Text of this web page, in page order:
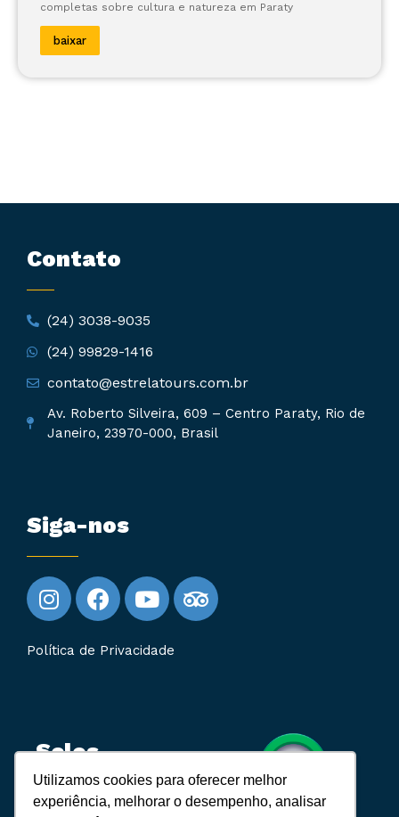
Utilizamos cookies para oferecer melhor
experiência, melhorar o desempenho, analisar
completas sobre cultura e natureza em Paraty
baixar
Contato
(24) 3038-9035
(24) 99829-1416
contato@estrelatours.com.br
Av. Roberto Silveira, 609 – Centro Paraty, Rio de
Janeiro, 23970-000, Brasil
Siga-nos
Política de Privacidade
Selos
Cadastur: